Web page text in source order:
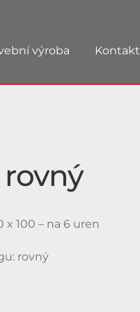
výroba Kontakt
x 100 – na 6 uren
rovný